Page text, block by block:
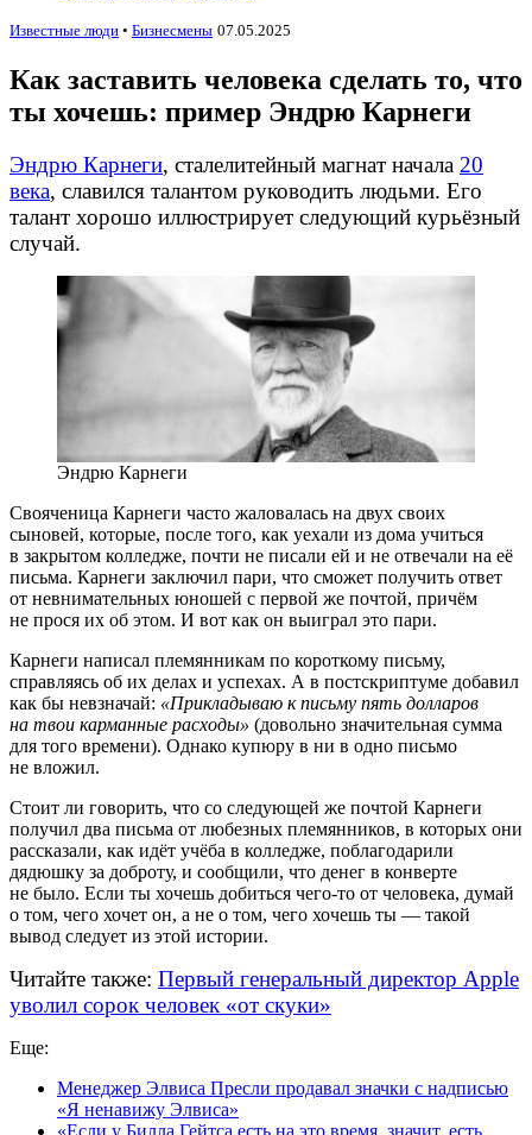
Известные люди • Бизнесмены 07.05.2025
Как заставить человека сделать то, что
ты хочешь: пример Эндрю Карнеги
Эндрю Карнеги, сталелитейный магнат начала 20
века, славился талантом руководить людьми. Его
талант хорошо иллюстрирует следующий курьёзный
случай.
Эндрю Карнеги
Свояченица Карнеги часто жаловалась на двух своих
сыновей, которые, после того, как уехали из дома учиться
в закрытом колледже, почти не писали ей и не отвечали на её
письма. Карнеги заключил пари, что сможет получить ответ
от невнимательных юношей с первой же почтой, причём
не прося их об этом. И вот как он выиграл это пари.
Карнеги написал племянникам по короткому письму,
справляясь об их делах и успехах. А в постскриптуме добавил
как бы невзначай: «Прикладываю к письму пять долларов
на твои карманные расходы» (довольно значительная сумма
для того времени). Однако купюру в ни в одно письмо
не вложил.
Стоит ли говорить, что со следующей же почтой Карнеги
получил два письма от любезных племянников, в которых они
рассказали, как идёт учёба в колледже, поблагодарили
дядюшку за доброту, и сообщили, что денег в конверте
не было. Если ты хочешь добиться чего-то от человека, думай
о том, чего хочет он, а не о том, чего хочешь ты — такой
вывод следует из этой истории.
Читайте также: Первый генеральный директор Apple
уволил сорок человек «от скуки»
Еще:
Менеджер Элвиса Пресли продавал значки с надписью
«Я ненавижу Элвиса»
«Если у Билла Гейтса есть на это время, значит, есть